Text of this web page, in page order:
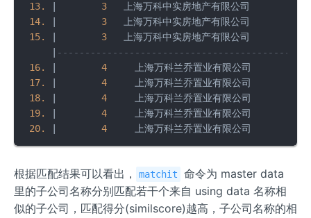
13.
3
   上海万科中实房地产有限公司
14.
3
   上海万科中实房地产有限公司
15.
3
   上海万科中实房地产有限公司
16.
4
     上海万科兰乔置业有限公司
17.
4
     上海万科兰乔置业有限公司
18.
4
     上海万科兰乔置业有限公司
19.
4
     上海万科兰乔置业有限公司
20.
4
     上海万科兰乔置业有限公司
根据匹配结果可以看出， matchit
命令为 master data
里的子公司名称分别匹配若干个来自 using data 名称相
似的子公司，匹配得分(similscore)越高，子公司名称的相